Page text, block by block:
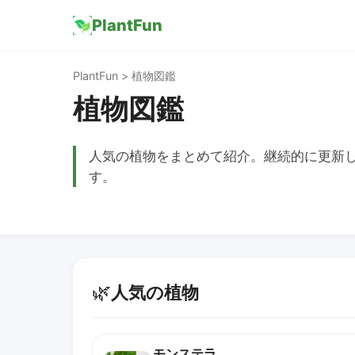
PlantFun
PlantFun > 植物図鑑
植物図鑑
人気の植物をまとめて紹介。継続的に更新
す。
🌿人気の植物